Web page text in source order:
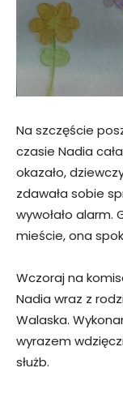
Na szczęście
czasie Nadia
okazało,
zdawała sobie
wywołało alarm.
mieście, ona
Wczoraj na
Nadia wraz z
Walaska.
wyrazem
służb.